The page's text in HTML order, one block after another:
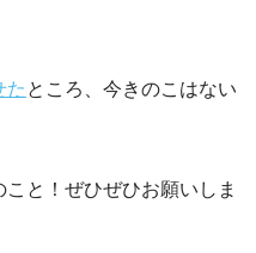
た ところ、今きのこはない
と！ぜひぜひお願いしま